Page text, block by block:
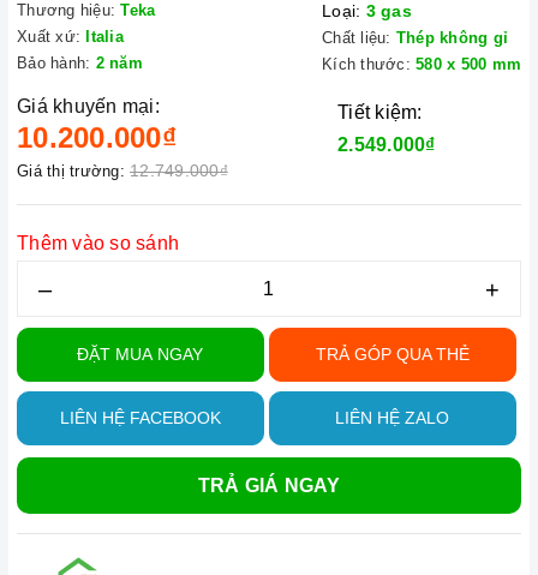
Thương hiệu: Teka
Xuất xứ:
Italia
Bảo hành: 2 năm
Loại: 3 gas
Chất liệu: Thép không gỉ
Kích thước: 580 x 500 mm
Giá khuyến mại:
10.200.000₫
Giá thị trường: 12.749.000₫
Tiết kiệm:
2.549.000₫
Thêm vào so sánh
– +
ĐẶT MUA NGAY TRẢ GÓP QUA THẺ
LIÊN HỆ FACEBOOK LIÊN HỆ ZALO
TRẢ GIÁ NGAY